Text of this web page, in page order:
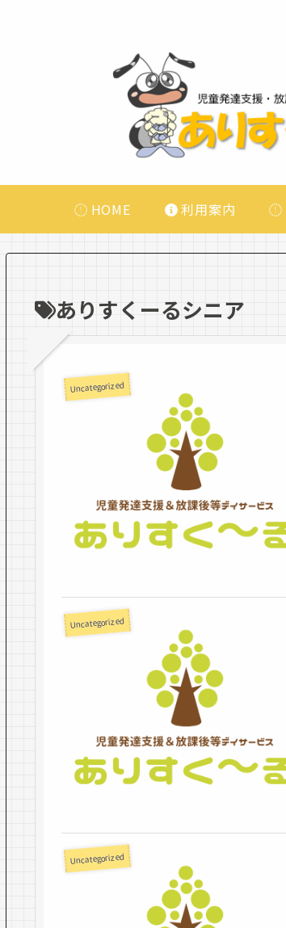
HOME 利用案内
ありすくーるシニア
Uncategorized
Uncategorized
Uncategorized